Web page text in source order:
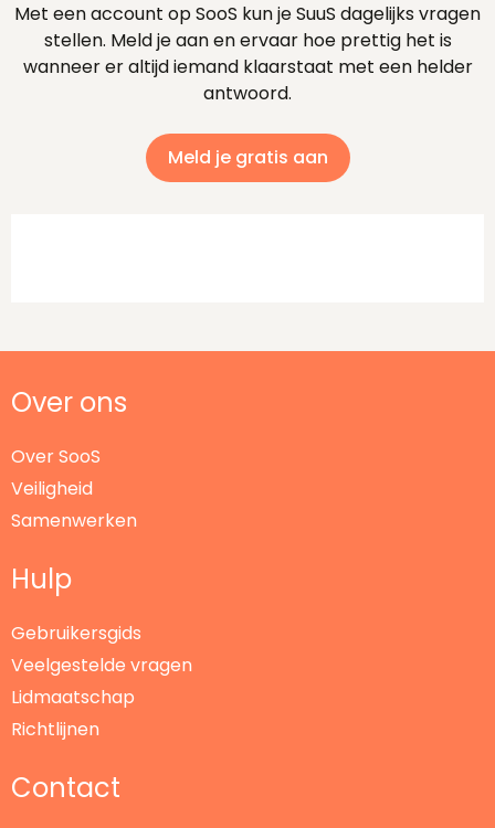
Met een account op SooS kun je SuuS dagelijks vragen
stellen. Meld je aan en ervaar hoe prettig het is
wanneer er altijd iemand klaarstaat met een helder
antwoord.
Meld je gratis aan
Over ons
Over SooS
Veiligheid
Samenwerken
Hulp
Gebruikersgids
Veelgestelde vragen
Lidmaatschap
Richtlijnen
Contact